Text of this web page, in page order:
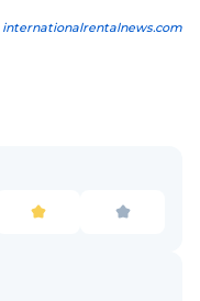
internationalrentalnews.com